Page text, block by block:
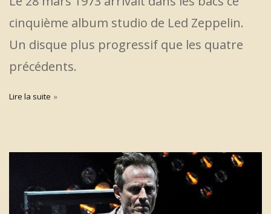
cinquième album studio de Led Zeppelin.
Un disque plus progressif que les quatre
précédents.
Lire la suite